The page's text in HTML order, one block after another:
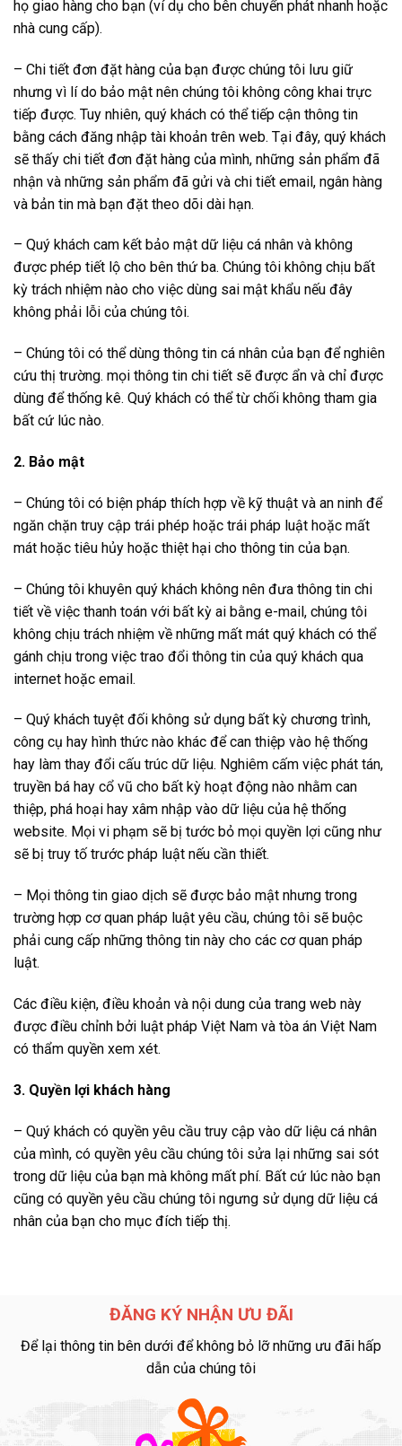
họ giao hàng cho bạn (ví dụ cho bên chuyển phát nhanh hoặc
nhà cung cấp).
– Chi tiết đơn đặt hàng của bạn được chúng tôi lưu giữ
nhưng vì lí do bảo mật nên chúng tôi không công khai trực
tiếp được. Tuy nhiên, quý khách có thể tiếp cận thông tin
bằng cách đăng nhập tài khoản trên web. Tại đây, quý khách
sẽ thấy chi tiết đơn đặt hàng của mình, những sản phẩm đã
nhận và những sản phẩm đã gửi và chi tiết email, ngân hàng
và bản tin mà bạn đặt theo dõi dài hạn.
– Quý khách cam kết bảo mật dữ liệu cá nhân và không
được phép tiết lộ cho bên thứ ba. Chúng tôi không chịu bất
kỳ trách nhiệm nào cho việc dùng sai mật khẩu nếu đây
không phải lỗi của chúng tôi.
– Chúng tôi có thể dùng thông tin cá nhân của bạn để nghiên
cứu thị trường. mọi thông tin chi tiết sẽ được ẩn và chỉ được
dùng để thống kê. Quý khách có thể từ chối không tham gia
bất cứ lúc nào.
2. Bảo mật
– Chúng tôi có biện pháp thích hợp về kỹ thuật và an ninh để
ngăn chặn truy cập trái phép hoặc trái pháp luật hoặc mất
mát hoặc tiêu hủy hoặc thiệt hại cho thông tin của bạn.
– Chúng tôi khuyên quý khách không nên đưa thông tin chi
tiết về việc thanh toán với bất kỳ ai bằng e-mail, chúng tôi
không chịu trách nhiệm về những mất mát quý khách có thể
gánh chịu trong việc trao đổi thông tin của quý khách qua
internet hoặc email.
– Quý khách tuyệt đối không sử dụng bất kỳ chương trình,
công cụ hay hình thức nào khác để can thiệp vào hệ thống
hay làm thay đổi cấu trúc dữ liệu. Nghiêm cấm việc phát tán,
truyền bá hay cổ vũ cho bất kỳ hoạt động nào nhằm can
thiệp, phá hoại hay xâm nhập vào dữ liệu của hệ thống
website. Mọi vi phạm sẽ bị tước bỏ mọi quyền lợi cũng như
sẽ bị truy tố trước pháp luật nếu cần thiết.
– Mọi thông tin giao dịch sẽ được bảo mật nhưng trong
trường hợp cơ quan pháp luật yêu cầu, chúng tôi sẽ buộc
phải cung cấp những thông tin này cho các cơ quan pháp
luật.
Các điều kiện, điều khoản và nội dung của trang web này
được điều chỉnh bởi luật pháp Việt Nam và tòa án Việt Nam
có thẩm quyền xem xét.
3. Quyền lợi khách hàng
– Quý khách có quyền yêu cầu truy cập vào dữ liệu cá nhân
của mình, có quyền yêu cầu chúng tôi sửa lại những sai sót
trong dữ liệu của bạn mà không mất phí. Bất cứ lúc nào bạn
cũng có quyền yêu cầu chúng tôi ngưng sử dụng dữ liệu cá
nhân của bạn cho mục đích tiếp thị.
ĐĂNG KÝ NHẬN ƯU ĐÃI
Để lại thông tin bên dưới để không bỏ lỡ những ưu đãi hấp
dẫn của chúng tôi